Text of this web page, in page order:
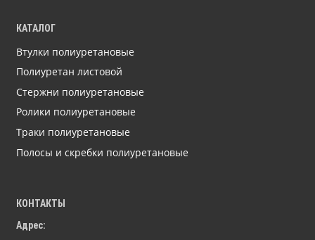
КАТАЛОГ
Втулки полиуретановые
Полиуретан листовой
Стержни полиуретановые
Ролики полиуретановые
Траки полиуретановые
Полосы и скребки полиуретановые
КОНТАКТЫ
Адрес: